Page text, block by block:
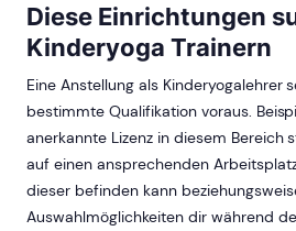
Diese Einrichtungen
Kinderyoga Trainern
Eine Anstellung als Kinderyogalehrer
bestimmte Qualifikation voraus.
anerkannte Lizenz in diesem Bereich
auf einen ansprechenden
dieser befinden kann
Auswahlmöglichkeiten dir während